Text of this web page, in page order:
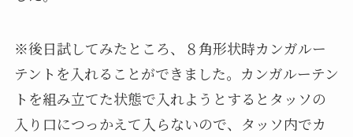
※後日試してみたところ、８角形状時カンガルー
テントを入れることができました。カンガルーテン
トを組み立てた状態で入れようとするとタッソの
入り口につっかえて入らないので、タッソ内でカ